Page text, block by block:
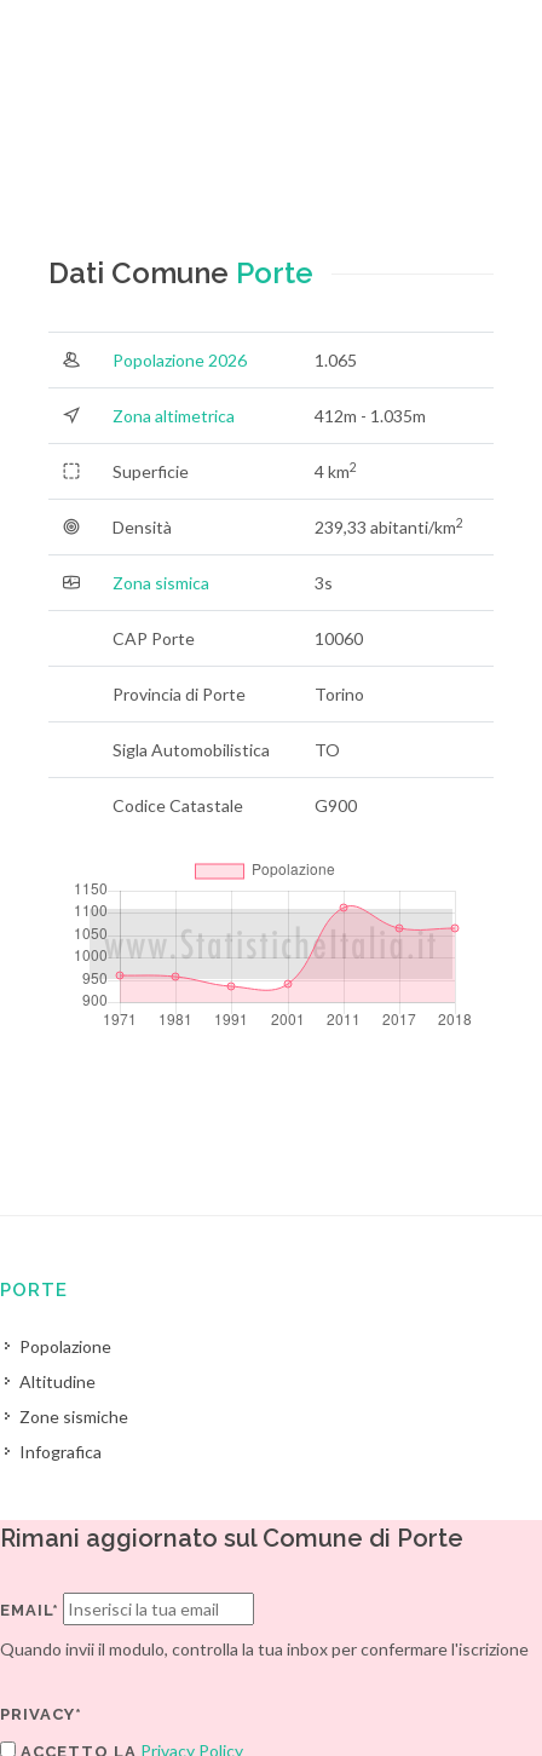
Dati Comune Porte
Popolazione 2026 1.065
Zona altimetrica 412m - 1.035m
Superficie 4 km2
Densità 239,33 abitanti/km2
Zona sismica 3s
CAP Porte 10060
Provincia di Porte Torino
Sigla Automobilistica TO
Codice Catastale G900
PORTE
Popolazione
Altitudine
Zone sismiche
Infografica
Rimani aggiornato sul Comune di Porte
EMAIL*
Quando invii il modulo, controlla la tua inbox per confermare l'iscrizione
PRIVACY*
ACCETTO LA Privacy Policy